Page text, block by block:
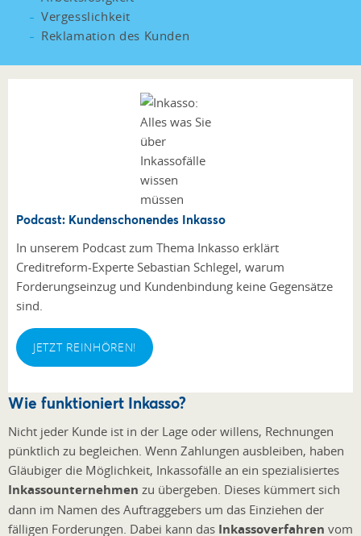
Vergesslichkeit
Reklamation des Kunden
Podcast: Kundenschonendes Inkasso
In unserem Podcast zum Thema Inkasso erklärt
Creditreform-Experte Sebastian Schlegel, warum
Forderungseinzug und Kundenbindung keine Gegensätze
sind.
JETZT REINHÖREN!
Wie funktioniert Inkasso?
Nicht jeder Kunde ist in der Lage oder willens, Rechnungen
pünktlich zu begleichen. Wenn Zahlungen ausbleiben, haben
Gläubiger die Möglichkeit, Inkassofälle an ein spezialisiertes
Inkassounternehmen zu übergeben. Dieses kümmert sich
dann im Namen des Auftraggebers um das Einziehen der
fälligen Forderungen. Dabei kann das Inkassoverfahren vom